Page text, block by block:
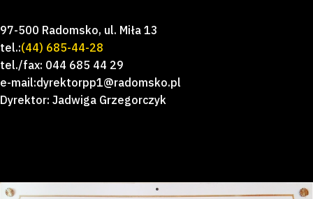
97-500 Radomsko, ul. Miła 13
tel.:(44) 685-44-28
tel./fax: 044 685 44 29
e-mail:dyrektorpp1@radomsko.pl
Dyrektor: Jadwiga Grzegorczyk